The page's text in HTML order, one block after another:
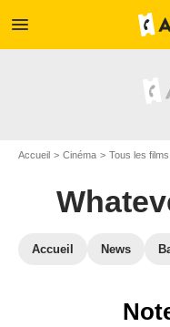
menu
Accueil Cinéma Tous les films
Accueil News